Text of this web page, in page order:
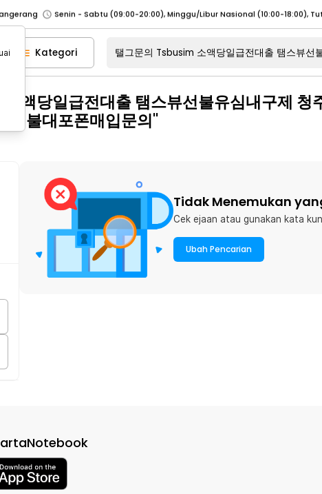
Jakarta Barat
Senin - Jumat (07:00 - 20:00), Sabtu - Minggu (08:00 -
Bekasi
Senin - Jumat (08:00 - 20:00), Sabtu - Minggu/ Libur Nasional (08:00
Depok
Senin - Jumat (08:00 - 20:00), Sabtu - Minggu/ Libur Nasional (08:00
Pusat
Senin - Sabtu (09:00-20:00), Minggu/Libur Nasional (12:00-
Senin - Jumat (07:00 - 20:00), Sabtu - Minggu (08:00 -
Bekasi
Senin - Jumat (08:00 - 20:00), Sabtu - Minggu/ Libur Nasional (08:00 -
Senin - Jumat (08:00 - 20:00), Sabtu - Minggu/ Libur Nasional (08:00 -
Kategori
액당일급전대출 탬스뷰선불유심내구제 청
선불대포폰매입문의"
Tidak Menemukan
Cek ejaan atau gunakan kata
Ubah Pencarian